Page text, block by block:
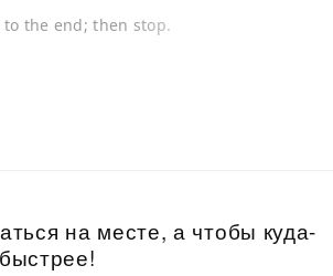
the end; then stop.
на месте, а чтобы куда-